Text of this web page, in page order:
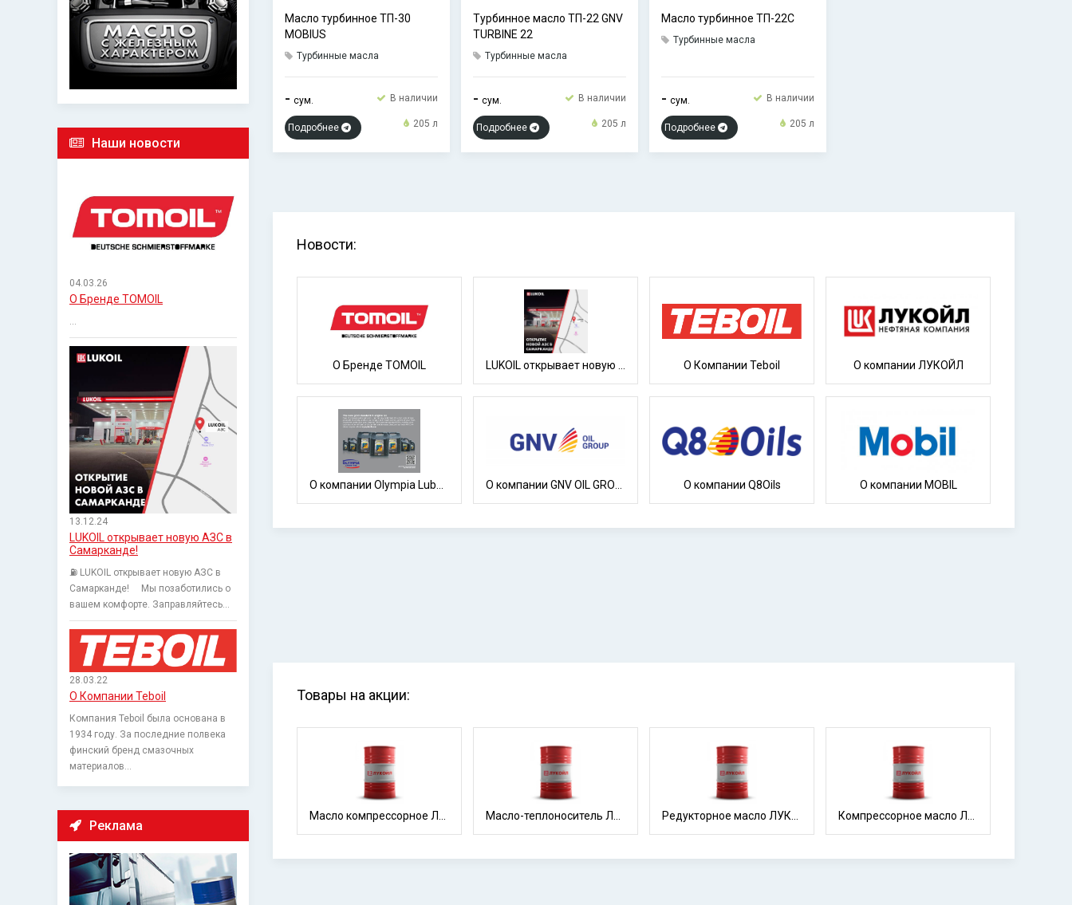
Наши новости
04.03.26
О Бренде TOMOIL
...
13.12.24
LUKOIL открывает новую АЗС в
Самарканде!
⛽️ LUKOIL открывает новую АЗС в
Самарканде! ⠀ Мы позаботились о
вашем комфорте. Заправляйтесь...
28.03.22
О Компании Teboil
Компания Teboil была основана в
1934 году. За последние полвека
финский бренд смазочных
материалов...
Реклама
Масло турбинное ТП-30
MOBIUS
Турбинные масла
- сум. В наличии
Подробнее 205 л
Турбинное масло ТП-22 GNV
TURBINE 22
Турбинные масла
- сум. В наличии
Подробнее 205 л
Масло турбинное ТП-22С
Турбинные масла
- сум. В наличии
Подробнее 205 л
Новости:
О Бренде TOMOIL О Компании Teboil О компании ЛУКОЙЛ
О компании Q8Oils О компании MOBIL
Товары на акции: